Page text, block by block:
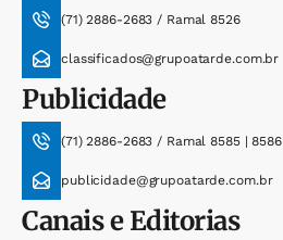
(71) 2886-2683 / Ramal 8526
classificados@grupoatarde.com.br
Publicidade
(71) 2886-2683 / Ramal 8585 | 8586
publicidade@grupoatarde.com.br
Canais e Editorias